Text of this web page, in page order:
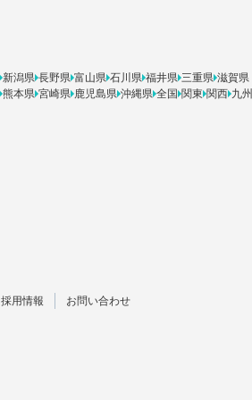
新潟県 長野県 富山県 石川県 福井県 三重県 滋賀県
熊本県 宮崎県 鹿児島県 沖縄県 全国 関東 関西 九州
採用情報 お問い合わせ